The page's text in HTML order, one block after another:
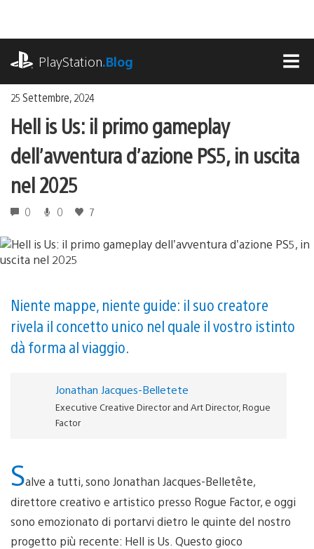
contenuto
PlayStation.Blog
25 Settembre, 2024
Hell is Us: il primo gameplay
dell’avventura d’azione PS5, in uscita
nel 2025
0 0 7
Niente mappe, niente guide: il suo creatore
rivela il concetto unico nel quale il vostro istinto
dà forma al viaggio.
Jonathan Jacques-Belletete
Executive Creative Director and Art Director, Rogue
Factor
Salve a tutti, sono Jonathan Jacques-Belletête,
direttore creativo e artistico presso Rogue Factor, e oggi
sono emozionato di portarvi dietro le quinte del nostro
progetto più recente: Hell is Us. Questo gioco